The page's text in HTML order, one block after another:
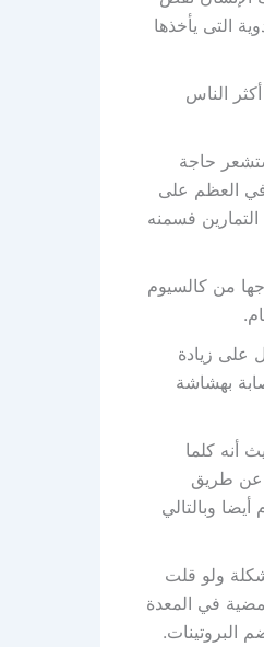
التى يأخذها
الناس
حاجة
في العظم على
التمارين فسمنه
من كالسيوم
على زيادة
بهشاشة
أنه كلما
عن طريق
وبالتالي
ولو قلت
في المعدة
البروتينات.